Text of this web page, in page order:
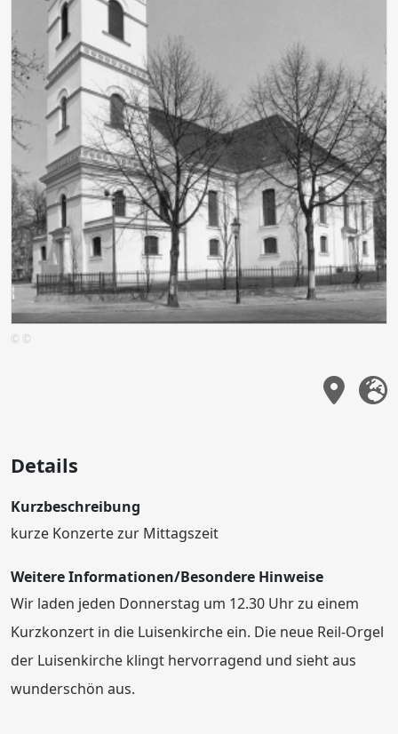
© ©
Details
Kurzbeschreibung
kurze Konzerte zur Mittagszeit
Weitere Informationen/Besondere Hinweise
Wir laden jeden Donnerstag um 12.30 Uhr zu einem
Kurzkonzert in die Luisenkirche ein. Die neue Reil-Orgel
der Luisenkirche klingt hervorragend und sieht aus
wunderschön aus.